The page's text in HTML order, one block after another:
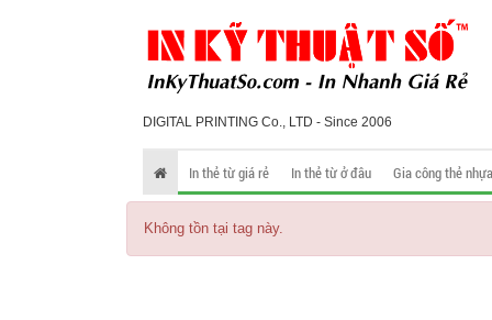
DIGITAL PRINTING Co., LTD - Since 2006
In thẻ từ giá rẻ In thẻ từ ở đâu Gia công thẻ nhựa
Không tồn tại tag này.